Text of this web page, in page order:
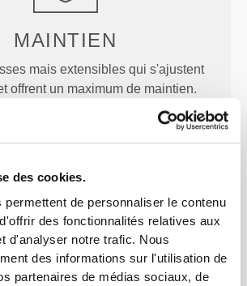
des cookies.
permettent de personnaliser le contenu
des fonctionnalités relatives aux
d'analyser notre trafic. Nous
des informations sur l'utilisation de
partenaires de médias sociaux, de
MAINTIEN
mais extensibles qui s'ajustent
offrent un maximum de maintien.
FACILE
velcro extralarge.